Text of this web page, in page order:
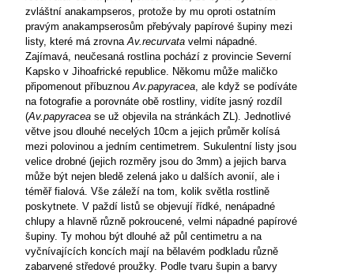
zvláštní anakampseros, protože by mu oproti ostatním
pravým anakampserosům přebývaly papírové šupiny mezi
listy, které má zrovnaAv.recurvata velmi nápadné.
Zajímavá, neučesaná rostlina pochází z provincie Severní
Kapsko v Jihoafrické republice. Někomu může maličko
připomenout příbuznouAv.papyracea, ale když se podíváte
na fotografie a porovnáte obě rostliny, vidíte jasný rozdíl
(Av.papyracea se už objevila na stránkách ZL). Jednotlivé
větve jsou dlouhé necelých 10cm a jejich průměr kolísá
mezi polovinou a jedním centimetrem. Sukulentní listy jsou
velice drobné (jejich rozměry jsou do 3mm) a jejich barva
může být nejen bledě zelená jako u dalších avonií, ale i
téměř fialová. Vše záleží na tom, kolik světla rostlině
poskytnete. V paždí listů se objevují řídké, nenápadné
chlupy a hlavně různě pokroucené, velmi nápadné papírové
šupiny. Ty mohou být dlouhé až půl centimetru a na
vyčnívajících koncích mají na bělavém podkladu různě
zabarvené středové proužky. Podle tvaru šupin a barvy